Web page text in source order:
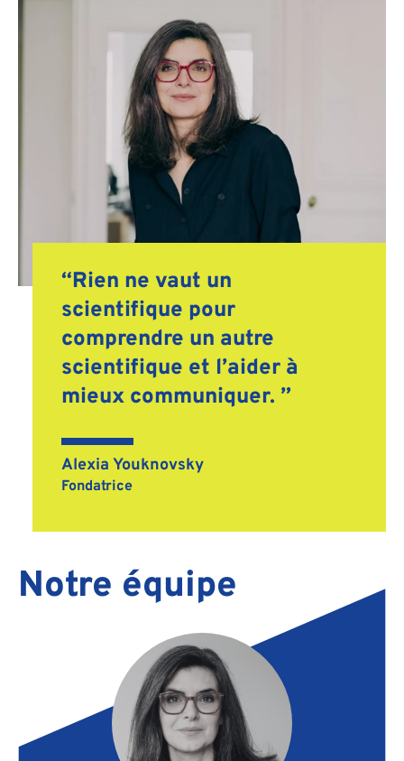
“Rien ne vaut un
scientifique pour
comprendre un autre
scientifique et l’aider à
mieux communiquer. ”
Alexia Youknovsky
Fondatrice
Notre équipe